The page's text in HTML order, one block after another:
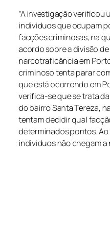
“A investigação verificou
indivíduos que ocupam
facções criminosas, na
acordo sobre a divisão
narcotraficância em
criminoso tenta parar
que está ocorrendo em
verifica-se que se trata
do bairro Santa Tereza,
tentam decidir qual
determinados pontos.
indivíduos não chegam a